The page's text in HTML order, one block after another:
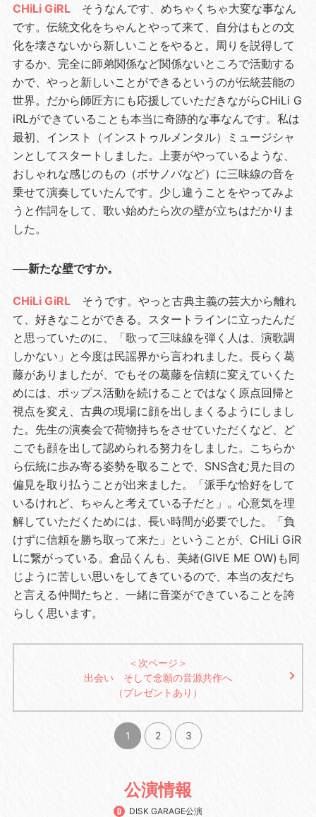
CHiLi GiRL
そうなんです、めちゃくちゃ大変な事なん
です。伝統文化をちゃんとやって来て、自分はもとの文
化を壊さないから新しいことをやると。周りを説得して
するか、完全に師弟関係など関係ないところで活動する
かで、やっと新しいことができるというのが伝統芸能の
世界。だから師匠方にも応援していただきながらCHiLi G
iRLができていることも本当に奇跡的な事なんです。私は
最初、インスト（インストゥルメンタル）ミュージシャ
ンとしてスタートしました。上妻がやっているような、
おしゃれな感じのもの（ボサノバなど）に三味線の音を
乗せて演奏していたんです。少し違うことをやってみよ
うと作詞をして、歌い始めたら次の壁が立ちはだかりま
した。
──新たな壁ですか。
CHiLi GiRL
そうです。やっと古典主義の芸大から離れ
て、好きなことができる。スタートラインに立ったんだ
と思っていたのに、「歌って三味線を弾く人は、演歌調
しかない」と今度は民謡界から言われました。長らく葛
藤がありましたが、でもその葛藤を信頼に変えていくた
めには、ポップス活動を続けることではなく原点回帰と
視点を変え、古典の現場に顔を出しまくるようにしまし
た。先生の演奏会で荷物持ちをさせていただくなど、ど
こでも顔を出して認められる努力をしました。こちらか
ら伝統に歩み寄る姿勢を取ることで、SNS含む見た目の
偏見を取り払うことが出来ました。「派手な恰好をして
いるけれど、ちゃんと考えている子だと」。心意気を理
解していただくためには、長い時間が必要でした。「負
けずに信頼を勝ち取って来た」ということが、CHiLi GiR
Lに繋がっている。倉品くんも、美緒(GIVE ME OW)も同
じように苦しい思いをしてきているので、本当の友だち
と言える仲間たちと、一緒に音楽ができていることを誇
らしく思います。
＜次ページ＞
出会い そして念願の音源共作へ
（プレゼントあり）
1 2 3
公演情報
DISK GARAGE公演